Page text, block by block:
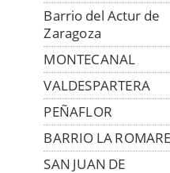
Barrio del Actur de
Zaragoza
MONTECANAL
VALDESPARTERA
PEÑAFLOR
BARRIO LA
SAN JUAN DE